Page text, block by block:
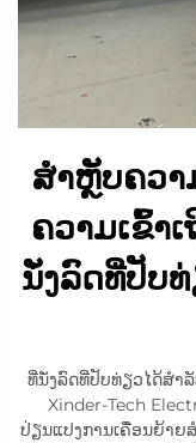
ສຳຫຼັບຄວ
ຄວາມເຂົ້າ
ນັ່ງລົດທີ່ປັບ
ທີ່ນັ່ງລົດທີ່ປັບທ່ຽວໄດ້ສຳ
Xinder-Tech
ປ່ຽນແປງການເຄື່ອນຍ້າ